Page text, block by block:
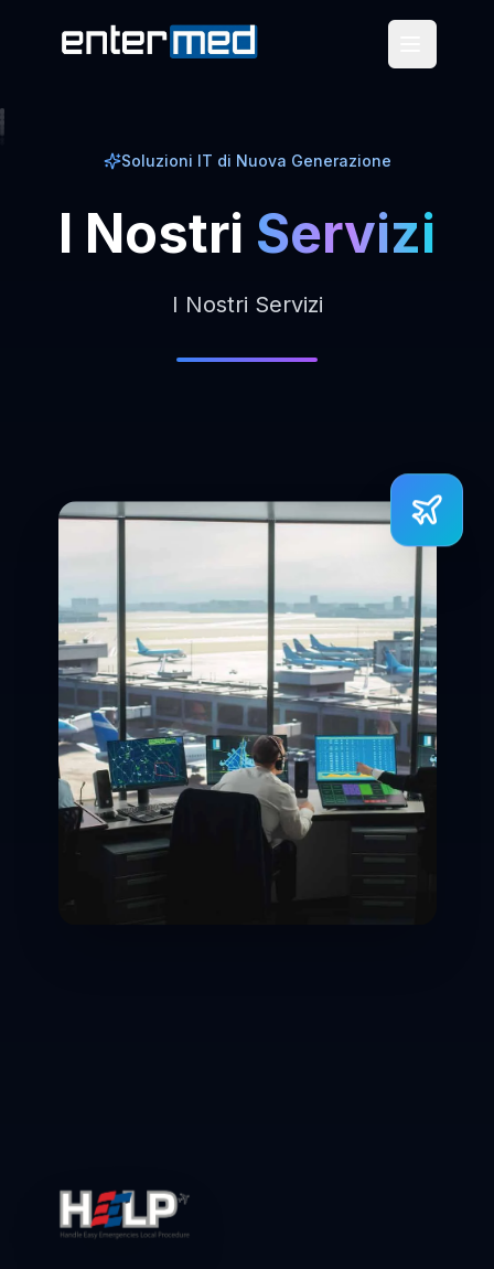
Soluzioni IT di Nuova Generazione
I Nostri Servizi
I Nostri Servizi